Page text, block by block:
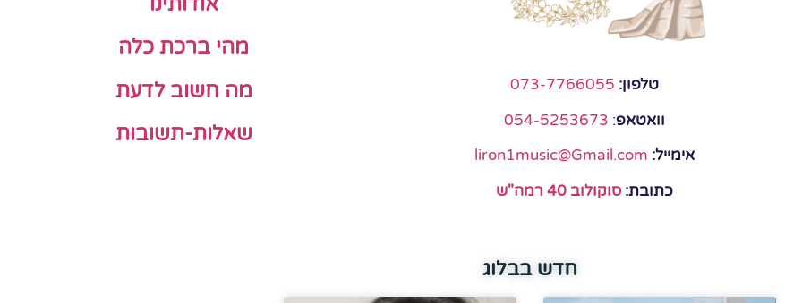
טלפון: 073-7766055
וואטאפ:
054-5253673
אימייל: liron1music@Gmail.com
כתובת: סוקולוב 40 רמה"ש
מהי ברכת כלה
מה חשוב לדעת
שאלות-תשובות
חדש בבלוג